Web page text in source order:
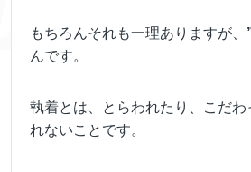
もちろんそれも一理ありますが、
んです。
執着とは、とらわれたり、こだわ
れないことです。